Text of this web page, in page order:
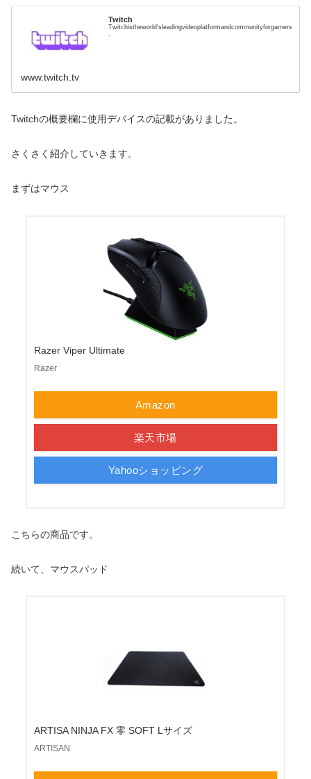
Twitch
Twitchistheworld'sleadingvideoplatformandcommunityforgamers
www.twitch.tv
Twitchの概要欄に使用デバイスの記載がありました。
さくさく紹介していきます。
まずはマウス
Razer Viper Ultimate
Razer
Amazon
楽天市場
Yahooショッピング
こちらの商品です。
続いて、マウスパッド
ARTISA NINJA FX 零 SOFT Lサイズ
ARTISAN